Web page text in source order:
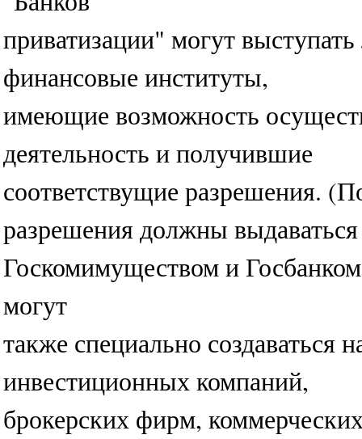
приватизации" могут
финансовые институты,
имеющие возможность
деятельность и получившие
соответствущие разрешения.
разрешения должны выдаваться
Госкомимуществом и
могут
также специально создаваться
инвестиционных компаний,
брокерских фирм,